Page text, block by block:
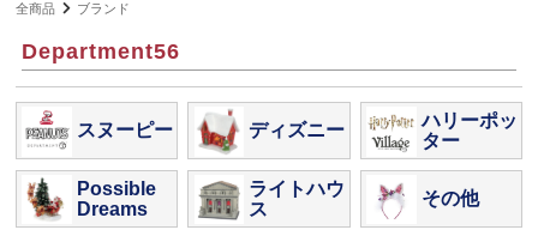
全商品 ブランド
Department56
スヌーピー ディズニー
ハリーポッ
ター
Possible
Dreams
ライトハウ
ス
その他